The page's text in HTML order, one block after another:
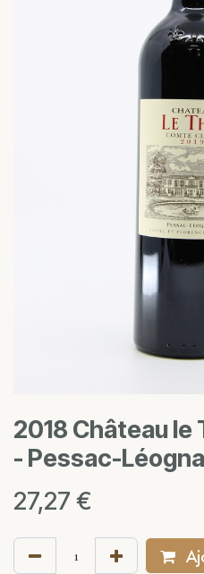
2018 Château le
- Pessac-
27,27 €